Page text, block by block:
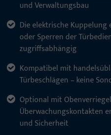
und Verwaltungsbau
Die elektrische
oder Sperren der
zugriffsabhängig
Kompatibel mit
Türbeschlägen – keine
Optional mit
Überwachungskontakten
und Sicherheit